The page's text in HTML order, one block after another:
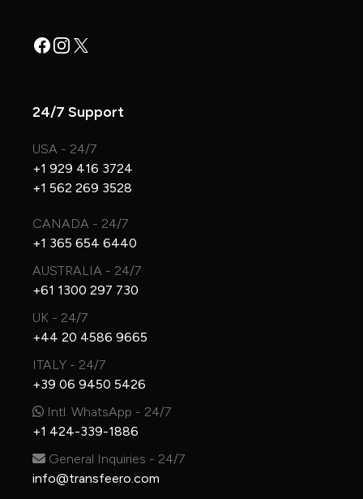
Facebook
Instagram
X
24/7 Support
USA - 24/7
+1 929 416 3724
+1 562 269 3528
CANADA - 24/7
+1 365 654 6440
AUSTRALIA - 24/7
+61 1300 297 730
UK - 24/7
+44 20 4586 9665
ITALY - 24/7
+39 06 9450 5426
Intl. WhatsApp - 24/7
+1 424-339-1886
General Inquiries - 24/7
info@transfeero.com